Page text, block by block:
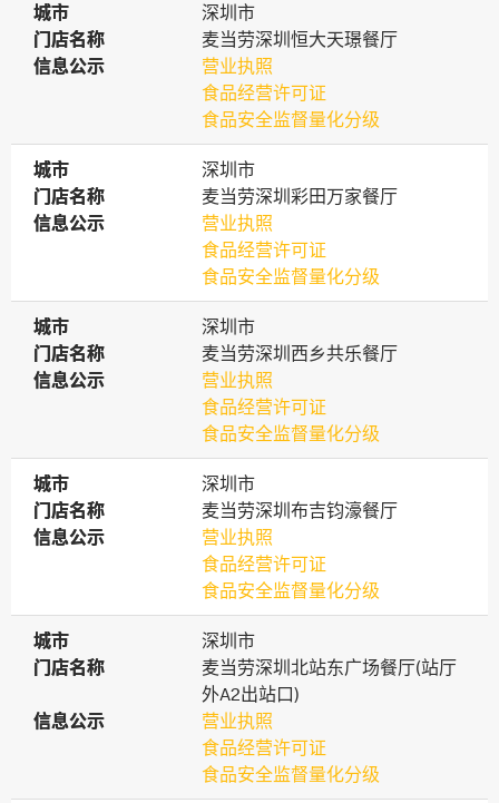
城市
城市
深圳市
门店名称
门店名称
麦当劳深圳恒大天璟餐厅
信息公示
信息公示
营业执照
食品经营许可证
食品安全监督量化分级
城市
城市
深圳市
门店名称
门店名称
麦当劳深圳彩田万家餐厅
信息公示
信息公示
营业执照
食品经营许可证
食品安全监督量化分级
城市
城市
深圳市
门店名称
门店名称
麦当劳深圳西乡共乐餐厅
信息公示
信息公示
营业执照
食品经营许可证
食品安全监督量化分级
城市
城市
深圳市
门店名称
门店名称
麦当劳深圳布吉钧濠餐厅
信息公示
信息公示
营业执照
食品经营许可证
食品安全监督量化分级
城市
城市
深圳市
门店名称
门店名称
麦当劳深圳北站东广场餐厅(站厅
外A2出站口)
信息公示
信息公示
营业执照
食品经营许可证
食品安全监督量化分级